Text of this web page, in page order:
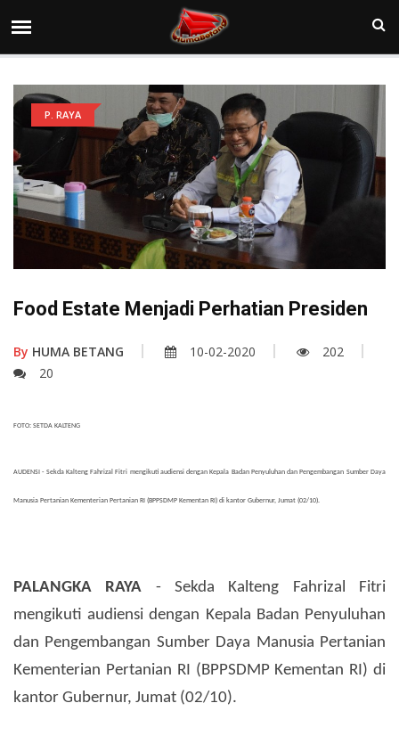
P. RAYA
Food Estate Menjadi Perhatian Presiden
By HUMA BETANG 10-02-2020
202
20
FOTO: SETDA KALTENG
AUDENSI - Sekda Kalteng Fahrizal Fitri mengikuti audiensi dengan Kepala Badan Penyuluhan dan Pengembangan Sumber Daya
Manusia Pertanian Kementerian Pertanian RI (BPPSDMP Kementan RI) di kantor Gubernur, Jumat (02/10).
PALANGKA RAYA - Sekda Kalteng Fahrizal Fitri
mengikuti audiensi dengan Kepala Badan Penyuluhan
dan Pengembangan Sumber Daya Manusia Pertanian
Kementerian Pertanian RI (BPPSDMP Kementan RI) di
kantor Gubernur, Jumat (02/10).